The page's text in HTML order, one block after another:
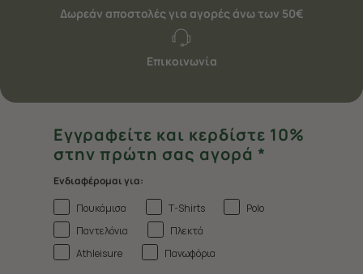
Δωρεάν αποστολές για αγορές άνω των 50€
Επικοινωνία
Εγγραφείτε και κερδίστε 10%
στην πρώτη σας αγορά *
Ενδιαφέρομαι για:
Πουκάμισα
T-Shirts
Polo
Παντελόνια
Πλεκτά
Athleisure
Πανωφόρια